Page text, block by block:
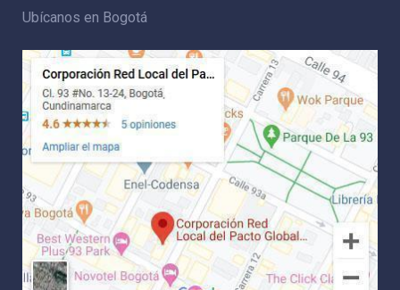
Ubícanos en Bogotá